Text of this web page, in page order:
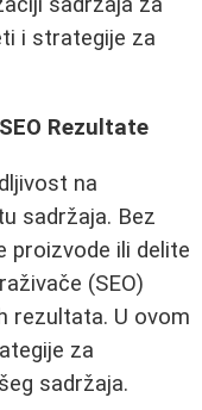
i strategije za
Rezultate
na
sadržaja. Bez
proizvode ili delite
(SEO)
rezultata. U ovom
za
sadržaja.